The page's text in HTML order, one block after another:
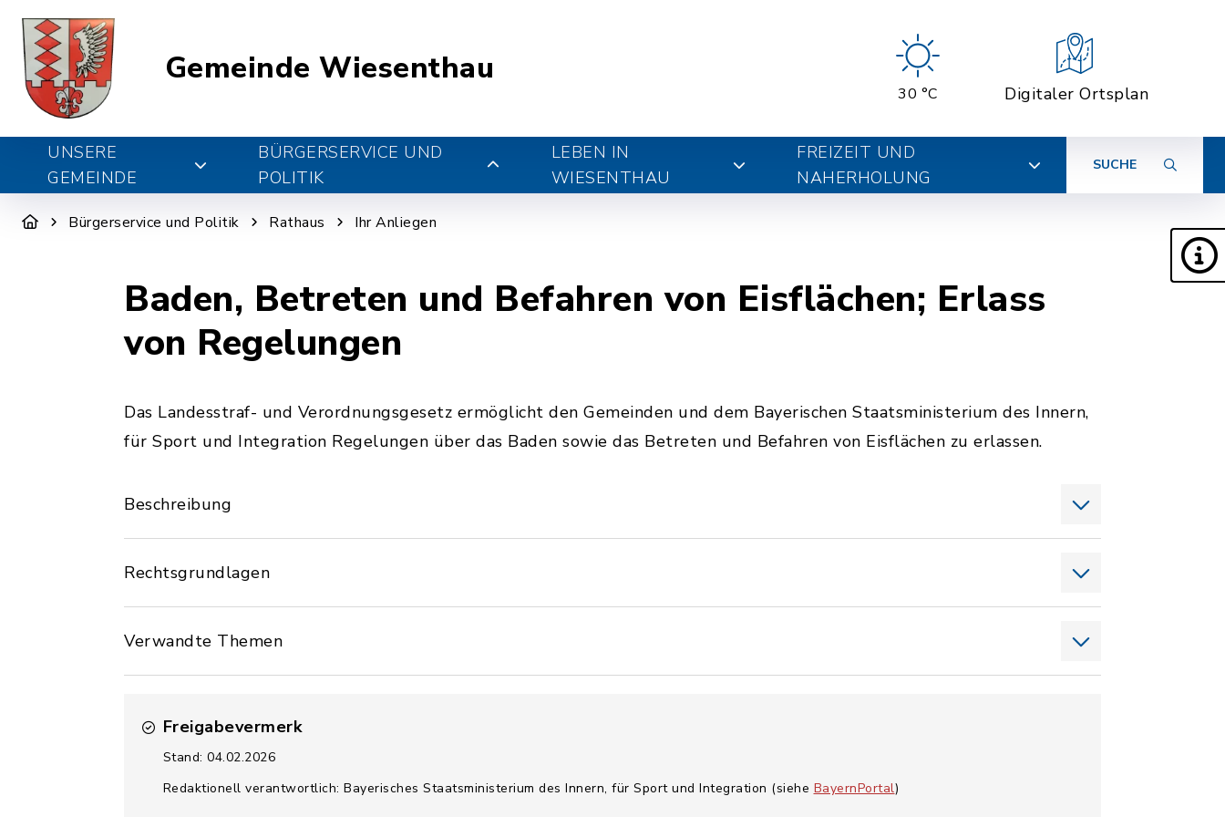
Gemeinde Wiesenthau
30 °C Digitaler Ortsplan
UNSERE
GEMEINDE
BÜRGERSERVICE UND
POLITIK
LEBEN IN
WIESENTHAU
FREIZEIT UND
NAHERHOLUNG
SUCHE
Bürgerservice und Politik Rathaus Ihr Anliegen
Baden, Betreten und Befahren von Eisflächen; Erlass
von Regelungen
Das Landesstraf- und Verordnungsgesetz ermöglicht den Gemeinden und dem Bayerischen Staatsministerium des Innern,
für Sport und Integration Regelungen über das Baden sowie das Betreten und Befahren von Eisflächen zu erlassen.
Beschreibung
Rechtsgrundlagen
Verwandte Themen
Freigabevermerk
Stand: 04.02.2026
Redaktionell verantwortlich: Bayerisches Staatsministerium des Innern, für Sport und Integration (siehe BayernPortal)